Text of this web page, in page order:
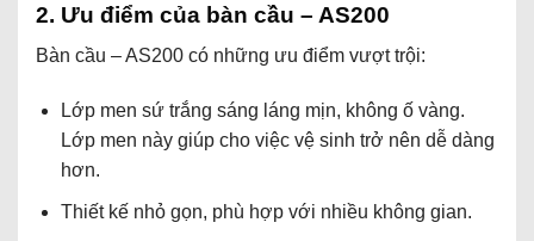
2. Ưu điểm của bàn cầu – AS200
Bàn cầu – AS200 có những ưu điểm vượt trội:
Lớp men sứ trắng sáng láng mịn, không ố vàng.
Lớp men này giúp cho việc vệ sinh trở nên dễ dàng
hơn.
Thiết kế nhỏ gọn, phù hợp với nhiều không gian.